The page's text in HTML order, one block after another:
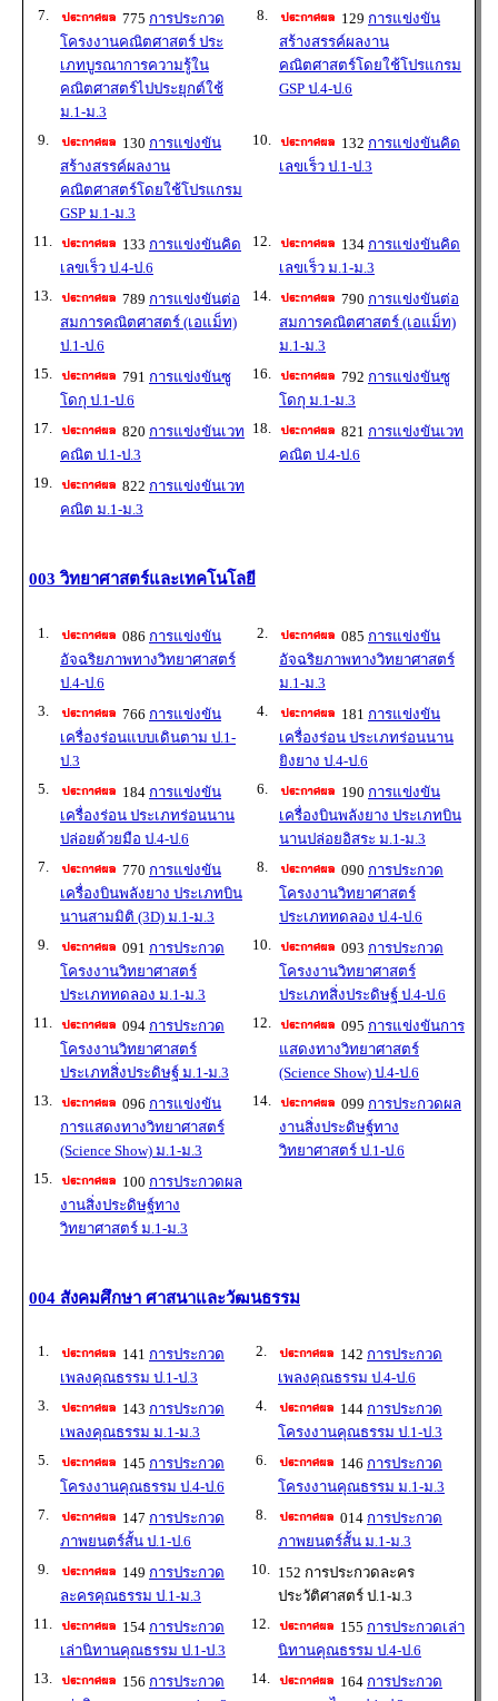
7.
775 การประกวด
โครงงานคณิตศาสตร์ ประ
เภทบูรณาการความรู้ใน
คณิตศาสตร์ไปประยุกต์ใช้
ม.1-ม.3
8. 129 การแข่งขัน
สร้างสรรค์ผลงาน
คณิตศาสตร์โดยใช้โปรแกรม
GSP ป.4-ป.6
9. 130 การแข่งขัน
สร้างสรรค์ผลงาน
คณิตศาสตร์โดยใช้โปรแกรม
GSP ม.1-ม.3
10. 132 การแข่งขันคิด
เลขเร็ว ป.1-ป.3
11. 133 การแข่งขันคิด
เลขเร็ว ป.4-ป.6
12. 134 การแข่งขันคิด
เลขเร็ว ม.1-ม.3
13.
789 การแข่งขันต่อ
สมการคณิตศาสตร์ (เอแม็ท)
ป.1-ป.6
14. 790 การแข่งขันต่อ
สมการคณิตศาสตร์ (เอแม็ท)
ม.1-ม.3
15.
791 การแข่งขันซู
โดกุ ป.1-ป.6
16. 792 การแข่งขันซู
โดกุ ม.1-ม.3
17.
820 การแข่งขันเวท
คณิต ป.1-ป.3
18. 821 การแข่งขันเวท
คณิต ป.4-ป.6
19.
822 การแข่งขันเวท
คณิต ม.1-ม.3
003 วิทยาศาสตร์และเทคโนโลยี
1. 086 การแข่งขัน
อัจฉริยภาพทางวิทยาศาสตร์
ป.4-ป.6
2. 085 การแข่งขัน
อัจฉริยภาพทางวิทยาศาสตร์
ม.1-ม.3
3.
766 การแข่งขัน
เครื่องร่อนแบบเดินตาม ป.1-
ป.3
4. 181 การแข่งขัน
เครื่องร่อน ประเภทร่อนนาน
ยิงยาง ป.4-ป.6
5.
184 การแข่งขัน
เครื่องร่อน ประเภทร่อนนาน
ปล่อยด้วยมือ ป.4-ป.6
6. 190 การแข่งขัน
เครื่องบินพลังยาง ประเภทบิน
นานปล่อยอิสระ ม.1-ม.3
7.
770 การแข่งขัน
เครื่องบินพลังยาง ประเภทบิน
นานสามมิติ (3D) ม.1-ม.3
8. 090 การประกวด
โครงงานวิทยาศาสตร์
ประเภททดลอง ป.4-ป.6
9.
091 การประกวด
โครงงานวิทยาศาสตร์
ประเภททดลอง ม.1-ม.3
10. 093 การประกวด
โครงงานวิทยาศาสตร์
ประเภทสิ่งประดิษฐ์ ป.4-ป.6
11.
094 การประกวด
โครงงานวิทยาศาสตร์
ประเภทสิ่งประดิษฐ์ ม.1-ม.3
12. 095 การแข่งขันการ
แสดงทางวิทยาศาสตร์
(Science Show) ป.4-ป.6
13.
096 การแข่งขัน
การแสดงทางวิทยาศาสตร์
(Science Show) ม.1-ม.3
14. 099 การประกวดผล
งานสิ่งประดิษฐ์ทาง
วิทยาศาสตร์ ป.1-ป.6
15.
100 การประกวดผล
งานสิ่งประดิษฐ์ทาง
วิทยาศาสตร์ ม.1-ม.3
004 สังคมศึกษา ศาสนาและวัฒนธรรม
1. 141 การประกวด
เพลงคุณธรรม ป.1-ป.3
2. 142 การประกวด
เพลงคุณธรรม ป.4-ป.6
3.
143 การประกวด
เพลงคุณธรรม ม.1-ม.3
4. 144 การประกวด
โครงงานคุณธรรม ป.1-ป.3
5.
145 การประกวด
โครงงานคุณธรรม ป.4-ป.6
6. 146 การประกวด
โครงงานคุณธรรม ม.1-ม.3
7.
147 การประกวด
ภาพยนตร์สั้น ป.1-ป.6
8. 014 การประกวด
ภาพยนตร์สั้น ม.1-ม.3
9.
149 การประกวด
ละครคุณธรรม ป.1-ม.3
10. 152 การประกวดละคร
ประวัติศาสตร์ ป.1-ม.3
11.
154 การประกวด
เล่านิทานคุณธรรม ป.1-ป.3
12. 155 การประกวดเล่า
นิทานคุณธรรม ป.4-ป.6
13.
156 การประกวด
14. 164 การประกวด